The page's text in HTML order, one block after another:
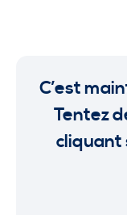
C’est
Tentez
cliquant